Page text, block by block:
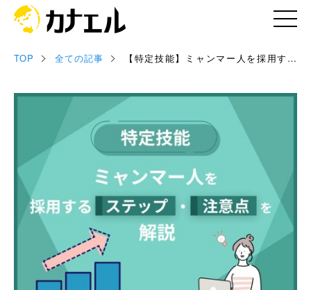
記事
セミナー情報
専門家情報
TOP 全ての記事
【特定技能】ミャンマー人を採用する